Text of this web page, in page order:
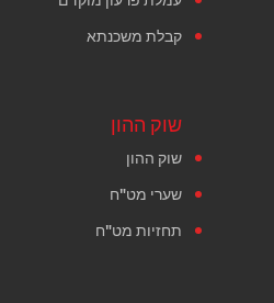
קבלת משכנתא
שוק ההון
שוק ההון
שערי מט"ח
תחזיות מט"ח